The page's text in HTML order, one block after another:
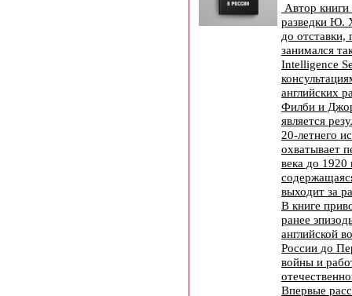
Автор
разведки Ю.
до
занимался
Intelligence
английских
Филби и
является
20-летнего
охватывает
века до 1920
выходит за
В книге
ранее
английской
России до
войны и
Впервые